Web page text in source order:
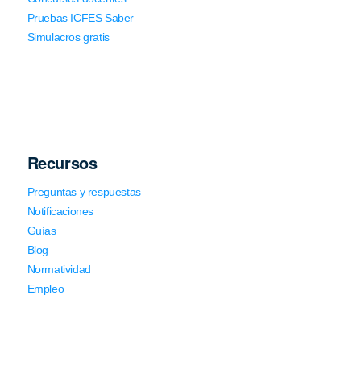
Pruebas ICFES Saber
Simulacros gratis
Recursos
Preguntas y respuestas
Notificaciones
Guías
Blog
Normatividad
Empleo